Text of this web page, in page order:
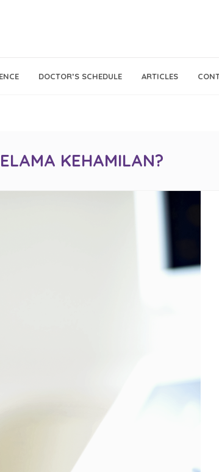
Klinik
DOCTOR’S SCHEDULE ARTICLES
KEHAMILAN?